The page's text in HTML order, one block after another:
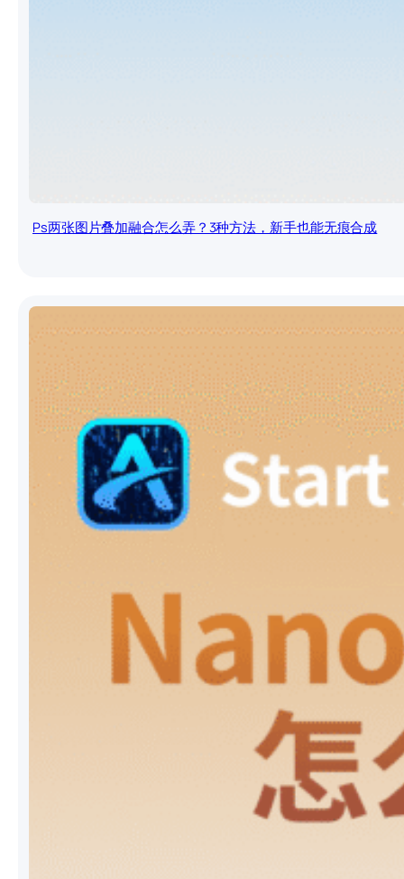
Ps两张图片叠加融合怎么弄？3种方法，新手也能无痕合成